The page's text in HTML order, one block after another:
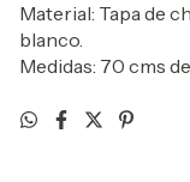
Material: Tapa de
blanco.
Medidas: 70 cms